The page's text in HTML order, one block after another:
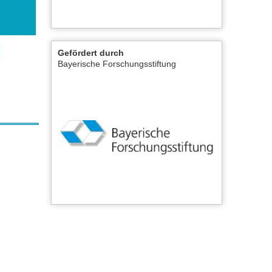
Gefördert durch
Bayerische Forschungsstiftung